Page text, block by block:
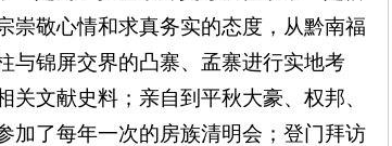
崇敬心情和求真务实的态度，从黔南福
与锦屏交界的凸寨、孟寨进行实地考
文献史料；亲自到平秋大豪、权邦、
加了每年一次的房族清明会；登门拜访